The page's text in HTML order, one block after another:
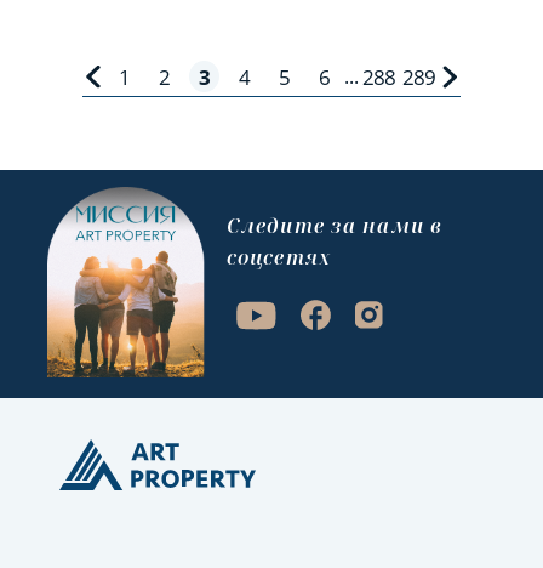
1 2 3 4 5 6 ... 288 289
Cледите за нами в
соцсетях